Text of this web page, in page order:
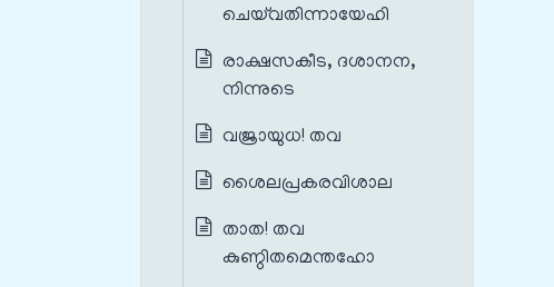
ചെയ്‌വതിന്നായേഹി
രാക്ഷസകീട, ദശാനന,
നിന്നുടെ
വജ്രായുധ! തവ
ശൈലപ്രകരവിശാല
താത! തവ
കുണ്ഠിതമെന്തഹോ